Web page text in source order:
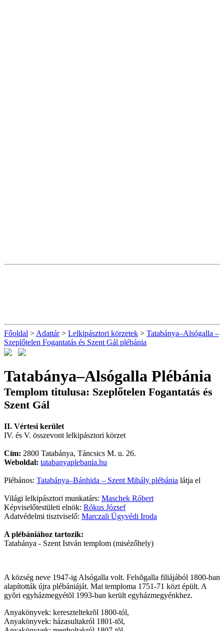
Főoldal > Adattár> Lelkipásztori körzetek > Tatabánya–Alsógalla –
Szeplőtelen Fogantatás és Szent Gál plébánia
Tatabánya–Alsógalla Plébánia
Templom titulusa: Szeplőtelen Fogantatás és
Szent Gál
II. Vértesi kerület
IV. és V. összevont lelkipásztori körzet
Cím: 2800 Tatabánya, Táncsics M. u. 26.
Weboldal: tatabanyaplebania.hu
Plébános: Tatabánya–Bánhida – Szent Mihály plébánia látja el
Világi lelkipásztori munkatárs: Maschek Róbert
Képviselőtestületi elnök: Rókus József
Adatvédelmi tisztviselő: Marczali Ügyvédi Iroda
A plébániához tartozik:
Tatabánya - Szent István templom (misézőhely)
A község neve 1947-ig Alsógalla volt. Felsõgalla filiájából 1800-ban
alapították újra plébániáját. Mai temploma 1751-71 közt épült. A
gyõri egyházmegyétõl 1993-ban került egyházmegyénkhez.
Anyakönyvek: kereszteltekrõl 1800-tól,
Anyakönyvek: házasultakról 1801-tõl,